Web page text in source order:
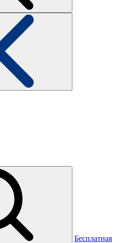
Бесплатная